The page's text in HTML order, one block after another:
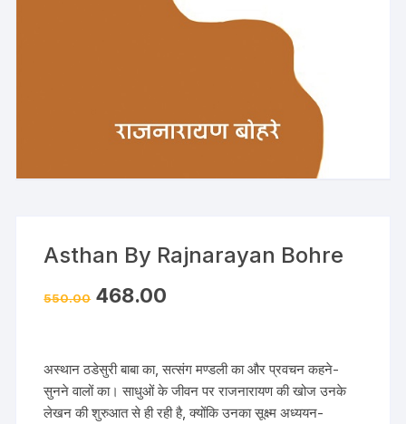
Asthan By Rajnarayan Bohre
550.00 468.00
अस्थान ठडेसुरी बाबा का, सत्संग मण्डली का और प्रवचन कहने-
सुनने वालों का। साधुओं के जीवन पर राजनारायण की खोज उनके
लेखन की शुरुआत से ही रही है, क्योंकि उनका सूक्ष्म अध्ययन-